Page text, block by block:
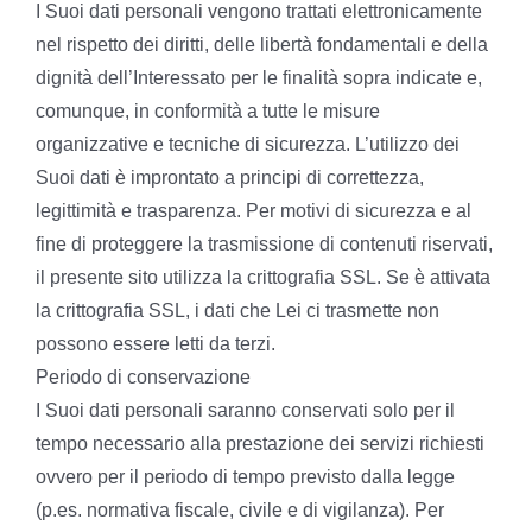
I Suoi dati personali vengono trattati elettronicamente
nel rispetto dei diritti, delle libertà fondamentali e della
dignità dell’Interessato per le finalità sopra indicate e,
comunque, in conformità a tutte le misure
organizzative e tecniche di sicurezza. L’utilizzo dei
Suoi dati è improntato a principi di correttezza,
legittimità e trasparenza. Per motivi di sicurezza e al
fine di proteggere la trasmissione di contenuti riservati,
il presente sito utilizza la crittografia SSL. Se è attivata
la crittografia SSL, i dati che Lei ci trasmette non
possono essere letti da terzi.
Periodo di conservazione
I Suoi dati personali saranno conservati solo per il
tempo necessario alla prestazione dei servizi richiesti
ovvero per il periodo di tempo previsto dalla legge
(p.es. normativa fiscale, civile e di vigilanza). Per